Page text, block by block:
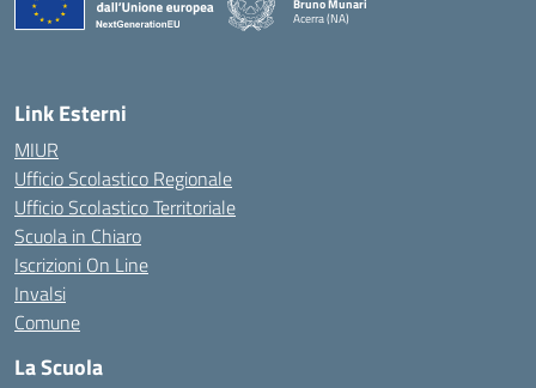
Bruno Munari
Acerra (NA)
Link Esterni
MIUR
Ufficio Scolastico Regionale
Ufficio Scolastico Territoriale
Scuola in Chiaro
Iscrizioni On Line
Invalsi
Comune
La Scuola